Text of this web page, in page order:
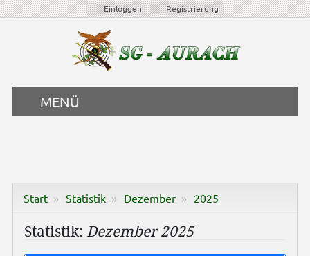
Einloggen Registrierung
MENÜ
Start Statistik Dezember 2025
Statistik: Dezember 2025